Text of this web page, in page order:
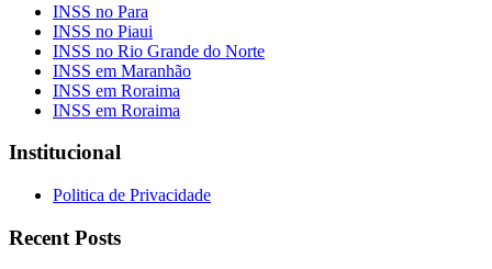
INSS no Para
INSS no Piaui
INSS no Rio Grande do Norte
INSS em Maranhão
INSS em Roraima
INSS em Roraima
Institucional
Politica de Privacidade
Recent Posts